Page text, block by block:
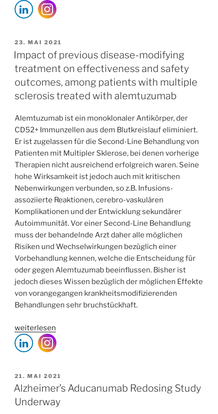
Day:
Opportunities
for
products
that
fulfil
significant
unmet
in
the
MS
market“
VERÖFFENTLICHT
AM
23. MAI 2021
Impact of previous disease-modifying
treatment on effectiveness and safety
outcomes, among patients with multiple
sclerosis treated with alemtuzumab
Alemtuzumab ist ein monoklonaler Antikörper, der
CD52+ Immunzellen aus dem Blutkreislauf eliminiert.
Er ist zugelassen für die Second-Line Behandlung von
Patienten mit Multipler Sklerose, bei denen vorherige
Therapien nicht ausreichend erfolgreich waren. Seine
hohe Wirksamkeit ist jedoch auch mit kritischen
Nebenwirkungen verbunden, so z.B. Infusions-
assoziierte Reaktionen, cerebro-vaskulären
Komplikationen und der Entwicklung sekundärer
Autoimmunität. Vor einer Second-Line Behandlung
muss der behandelnde Arzt daher alle möglichen
Risiken und Wechselwirkungen bezüglich einer
Vorbehandlung kennen, welche die Entscheidung für
oder gegen Alemtuzumab beeinflussen. Bisher ist
jedoch dieses Wissen bezüglich der möglichen Effekte
von vorangegangen krankheitsmodifizierenden
Behandlungen sehr bruchstückhaft.
„Impact
of
previous
modifying
treatment
on
effectiveness
weiterlesen
VERÖFFENTLICHT
AM
21. MAI 2021
Alzheimer’s Aducanumab Redosing Study
Underway